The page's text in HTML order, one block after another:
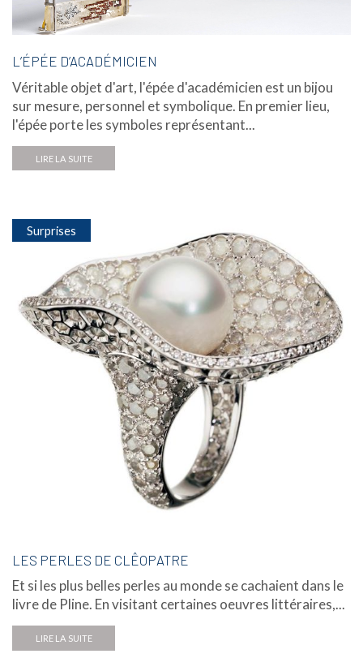
L’ÉPÉE D’ACADÉMICIEN
Véritable objet d'art, l'épée d'académicien est un bijou
sur mesure, personnel et symbolique. En premier lieu,
l'épée porte les symboles représentant...
LIRE LA SUITE
Surprises
LES PERLES DE CLÊOPATRE
Et si les plus belles perles au monde se cachaient dans le
livre de Pline. En visitant certaines oeuvres littéraires,...
LIRE LA SUITE